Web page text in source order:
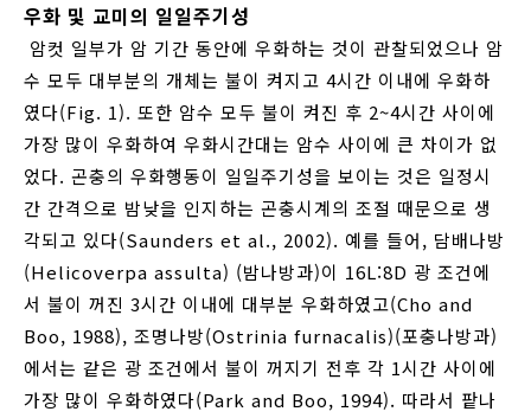
우화 및 교미의 일일주기성
암컷 일부가 암 기간 동안에 우화하는 것이 관찰되었으나 암
수 모두 대부분의 개체는 불이 켜지고 4시간 이내에 우화하
였다(Fig. 1). 또한 암수 모두 불이 켜진 후 2~4시간 사이에
가장 많이 우화하여 우화시간대는 암수 사이에 큰 차이가 없
었다. 곤충의 우화행동이 일일주기성을 보이는 것은 일정시
간 간격으로 밤낮을 인지하는 곤충시계의 조절 때문으로 생
각되고 있다(Saunders et al., 2002). 예를 들어, 담배나방
(Helicoverpa assulta) (밤나방과)이 16L:8D 광 조건에
서 불이 꺼진 3시간 이내에 대부분 우화하였고(Cho and
Boo, 1988), 조명나방(Ostrinia furnacalis)(포충나방과)
에서는 같은 광 조건에서 불이 꺼지기 전후 각 1시간 사이에
가장 많이 우화하였다(Park and Boo, 1994). 따라서 팥나